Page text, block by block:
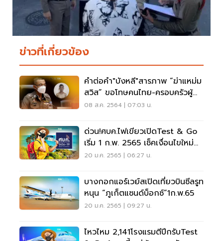
ข่าวที่เกี่ยวข้อง
คำต่อคำ"บังหลี"สารภาพ “ฆ่าแหม่ม
สวิส” ขอโทษคนไทย-ครอบครัวผู้
เสียชีวิต
08 ส.ค. 2564 | 07:03 น.
ด่วน!ศบค.ไฟเขียวเปิดTest & Go
เริ่ม 1 ก.พ. 2565 เช็คเงื่อนไขใหม่
ได้ที่นี่
20 ม.ค. 2565 | 06:27 น.
บางกอกแอร์เวย์สเปิดเที่ยวบินซีลรูท
หนุน “ภูเก็ตแซนด์บ็อกซ์”1ก.พ.65
20 ม.ค. 2565 | 09:27 น.
ไหวไหม 2,141โรงแรมตีปีกรับTest